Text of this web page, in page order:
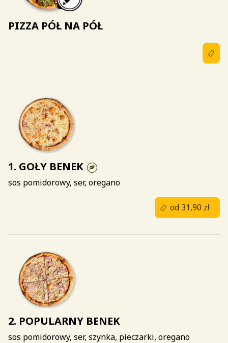
PIZZA PÓŁ NA PÓŁ
1. GOŁY BENEK
sos pomidorowy, ser, oregano
2. POPULARNY BENEK
sos pomidorowy, ser, szynka, pieczarki, oregano